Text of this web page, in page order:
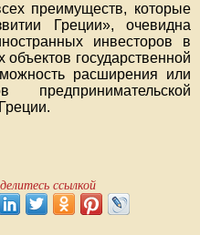
преимуществ, которые
Греции», очевидна
инвесторов в
государственной
расширения или
ссылкой